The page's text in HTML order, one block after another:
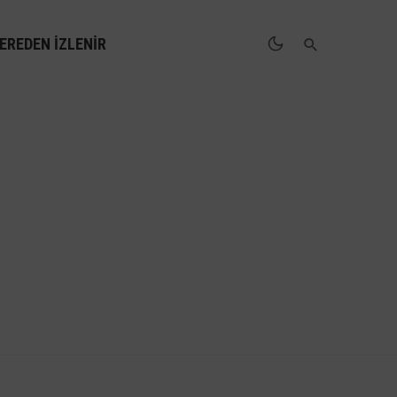
İZLENIR